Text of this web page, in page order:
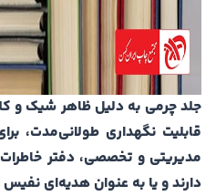
جلد چرمی به دلیل ظاهر شیک و
قابلیت نگهداری طولانی‌مدت،
مدیریتی و تخصصی، دفتر
دارند و یا به عنوان هدیه‌ای